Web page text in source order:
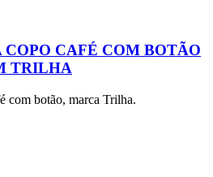
COPO CAFÉ COM BOTÃO
TRILHA
com botão, marca Trilha.